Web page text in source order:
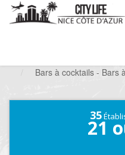
Bars à cocktails - Bars
35
21